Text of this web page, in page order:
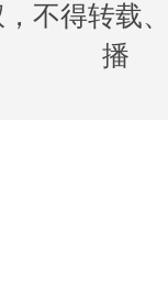
不得转载
播